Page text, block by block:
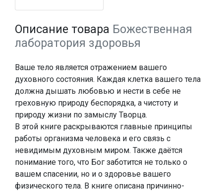
Описание товара Божественная
лаборатория здоровья
Ваше тело является отражением вашего
духовного состояния. Каждая клетка вашего тела
должна дышать любовью и нести в себе не
греховную природу беспорядка, а чистоту и
природу жизни по замыслу Творца.
В этой книге раскрываются главные принципы
работы организма человека и его связь с
невидимым духовным миром. Также даётся
понимание того, что Бог заботится не только о
вашем спасении, но и о здоровье вашего
физического тела. В книге описана причинно-